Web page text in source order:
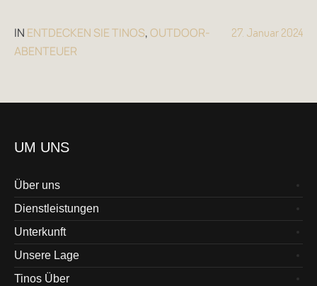
27. Januar 2024
IN ENTDECKEN SIE TINOS,OUTDOOR-
ABENTEUER
UM UNS
Über uns
Dienstleistungen
Unterkunft
Unsere Lage
Tinos Über